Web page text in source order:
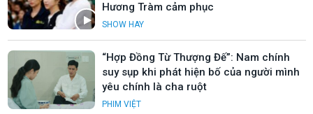
Hương Tràm cảm phục
SHOW HAY
“Hợp Đồng Từ Thượng Đế”: Nam chính
suy sụp khi phát hiện bố của người mình
yêu chính là cha ruột
PHIM VIỆT